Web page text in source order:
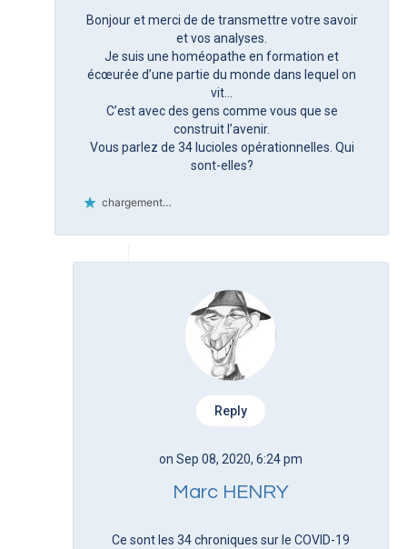
Bonjour et merci de de transmettre votre savoir
et vos analyses.
Je suis une homéopathe en formation et
écœurée d’une partie du monde dans lequel on
vit…
C’est avec des gens comme vous que se
construit l’avenir.
Vous parlez de 34 lucioles opérationnelles. Qui
sont-elles?
chargement…
Reply
on Sep 08, 2020, 6:24 pm
Marc HENRY
Ce sont les 34 chroniques sur le COVID-19